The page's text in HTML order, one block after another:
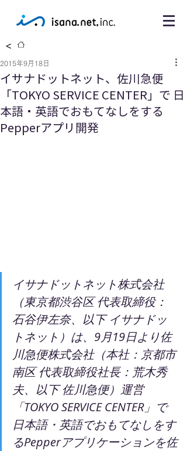
<
イサナドットネット、佐川急便
「TOKYO SERVICE CENTER」で 日
本語・英語でおもてなしをする
Pepperアプリ開発
2015年9月18日
イサナドットネット株式会社
（東京都渋谷区 代表取締役：
石谷伊左奈、以下 イサナドッ
トネット）は、9月19日より佐
川急便株式会社（本社：京都市
南区 代表取締役社長：荒木秀
夫、以下 佐川急便）運営
「TOKYO SERVICE CENTER」で
日本語・英語でおもてなしをす
るPepperアプリケーションを佐